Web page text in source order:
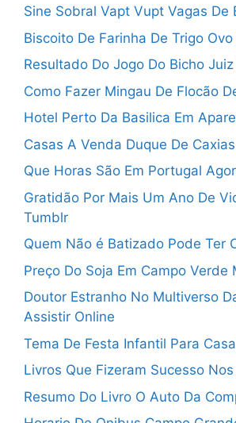
Sine Sobral Vapt Vupt Vagas De
Biscoito De Farinha De Trigo Ovo
Resultado Do Jogo Do Bicho Juiz
Como Fazer Mingau De Flocão
Hotel Perto Da Basilica Em
Casas A Venda Duque De
Que Horas São Em Portugal
Gratidão Por Mais Um Ano De
Tumblr
Quem Não é Batizado Pode Ter
Preço Do Soja Em Campo Verde
Doutor Estranho No Multiverso
Assistir Online
Tema De Festa Infantil Para
Livros Que Fizeram Sucesso
Resumo Do Livro O Auto Da